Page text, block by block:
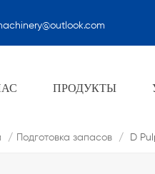
ПРОДУКТЫ
/ Подготовка запасов / D